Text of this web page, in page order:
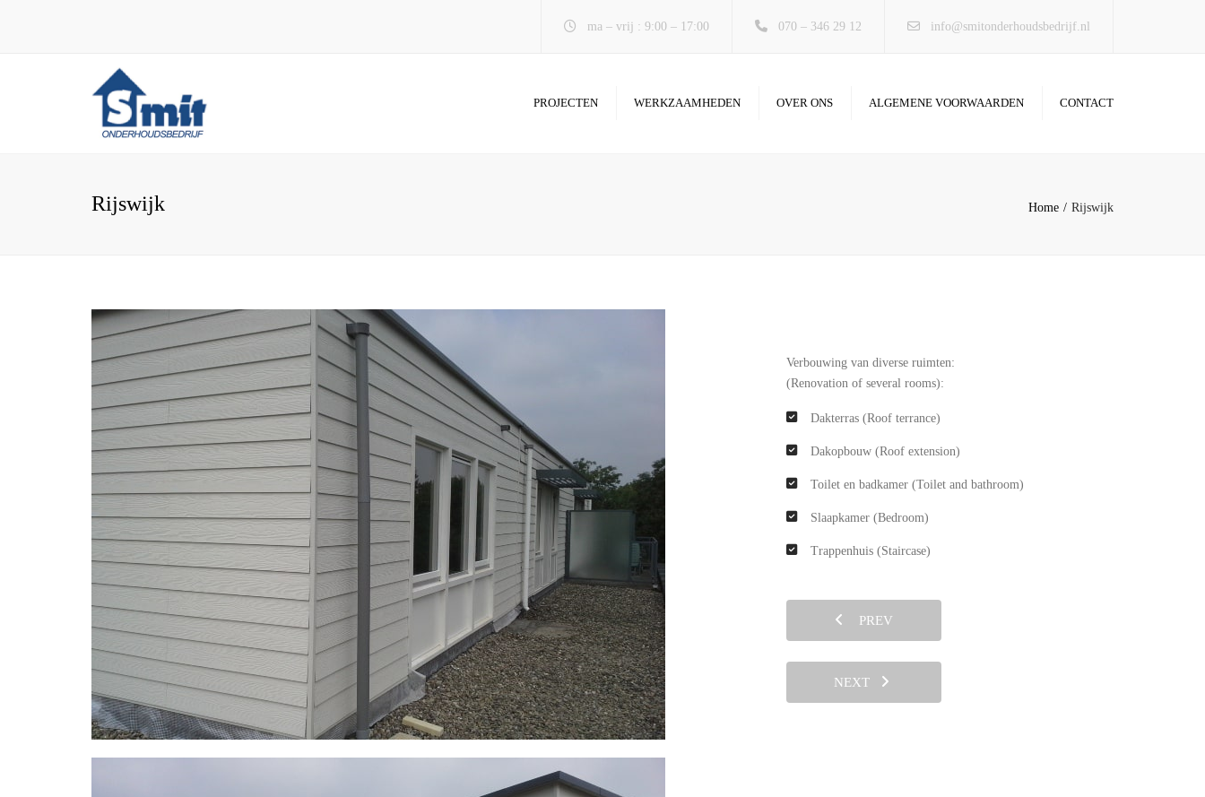
ma – vrij : 9:00 – 17:00 070 – 346 29 12 info@smitonderhoudsbedrijf.nl
PROJECTEN WERKZAAMHEDEN
METSEL- EN BETONWERK
OVER ONS ALGEMENE VOORWAARDEN CONTACT
Rijswijk Home Rijswijk
Verbouwing van diverse ruimten:
(Renovation of several rooms):
Dakterras (Roof terrance)
Dakopbouw (Roof extension)
Toilet en badkamer (Toilet and bathroom)
Slaapkamer (Bedroom)
Trappenhuis (Staircase)
PREV
NEXT